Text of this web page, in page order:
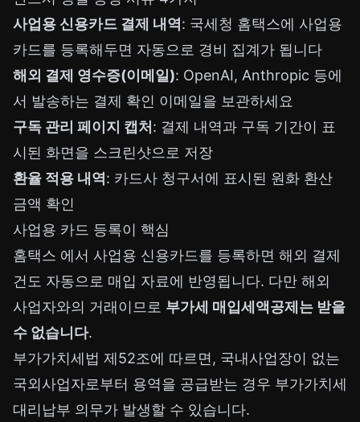
사업용 신용카드 결제 내역 : 국세청 홈택스에 사업용
카드를 등록해두면 자동으로 경비 집계가 됩니다
해외 결제 영수증(이메일): OpenAI, Anthropic 등에
서 발송하는 결제 확인 이메일을 보관하세요
구독 관리 페이지 캡처 : 결제 내역과 구독 기간이 표
시된 화면을 스크린샷으로 저장
환율 적용 내역 : 카드사 청구서에 표시된 원화 환산
금액 확인
사업용 카드 등록이 핵심
홈택스 에서 사업용 신용카드를 등록하면 해외 결제
건도 자동으로 매입 자료에 반영됩니다. 다만 해외
사업자와의 거래이므로 부가세 매입세액공제는 받을
수 없습니다.
부가가치세법 제52조에 따르면, 국내사업장이 없는
국외사업자로부터 용역을 공급받는 경우 부가가치세
대리납부 의무가 발생할 수 있습니다.